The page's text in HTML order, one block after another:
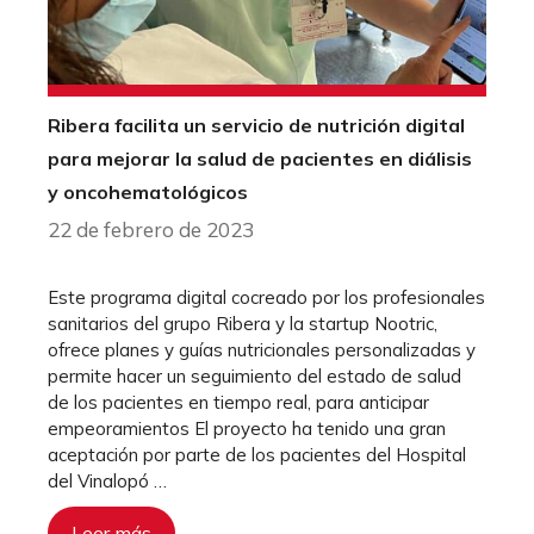
Ribera facilita un servicio de nutrición digital
para mejorar la salud de pacientes en diálisis
y oncohematológicos
22 de febrero de 2023
Este programa digital cocreado por los profesionales
sanitarios del grupo Ribera y la startup Nootric,
ofrece planes y guías nutricionales personalizadas y
permite hacer un seguimiento del estado de salud
de los pacientes en tiempo real, para anticipar
empeoramientos El proyecto ha tenido una gran
aceptación por parte de los pacientes del Hospital
del Vinalopó …